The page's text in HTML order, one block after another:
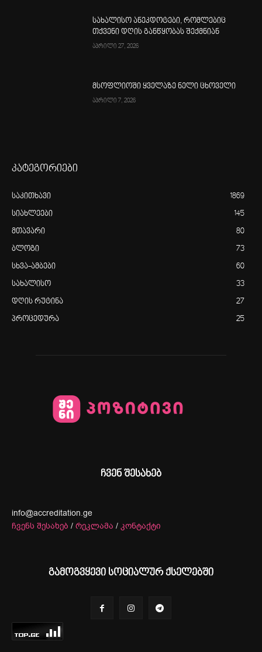
სახალისო ანეკდოტები, რომლებიც
თქვენი დღის განწყობას შექმნიან
აპრილი 27, 2026
მსოფლიოში ყველაზე ნელი ცხოველი
აპრილი 7, 2026
კატეგორიები
საკითხავი 1869
სიახლეები 145
მთავარი 80
ბლოგი 73
სხვა-ამბები 60
სახალისო 33
დღის რუტინა 27
პროცედურა 25
ჩვენ შესახებ
info@accreditation.ge
ჩვენს შესახებ / რეკლამა / კონტაქტი
გამოგვყევი სოციალურ ქსელებში